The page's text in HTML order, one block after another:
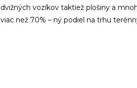
vozíkov taktiež plošiny a
než 70% – ný podiel na trhu